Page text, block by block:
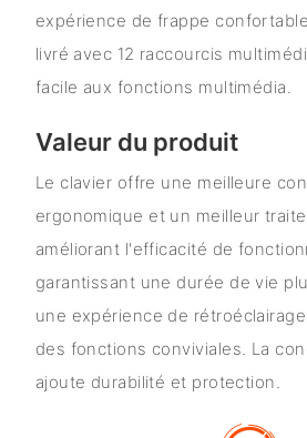
expérience de frappe
livré avec 12 raccourcis
facile aux fonctions multimédia.
Valeur du produit
Le clavier offre une meilleure
ergonomique et un meilleur
améliorant l'efficacité de
garantissant une durée de vie
une expérience de
des fonctions conviviales. La
ajoute durabilité et protection.